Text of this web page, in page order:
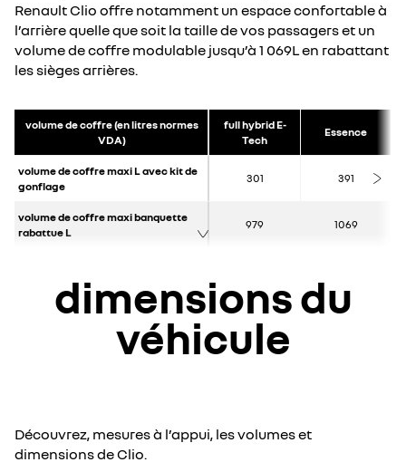
Renault Clio offre notamment un espace confortable à
l’arrière quelle que soit la taille de vos passagers et un
volume de coffre modulable jusqu’à 1 069L en rabattant
les sièges arrières.
volume de coffre (en litres normes
VDA)
full hybrid E-
Tech
Essence
volume de coffre maxi L avec kit de
gonflage
301 391
volume de coffre maxi banquette
rabattue L
979 1069
dimensions du
véhicule
Découvrez, mesures à l’appui, les volumes et
dimensions de Clio.